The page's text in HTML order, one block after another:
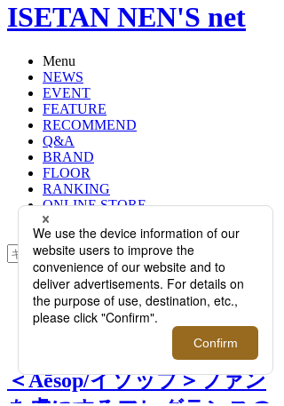
ISETAN NEN'S net
Menu
NEWS
EVENT
FEATURE
RECOMMEND
Q&A
BRAND
FLOOR
RANKING
ONLINE STORE
SERVICE
検索
TOP
PHOTO
＜Aēsop/イソップ＞ファンを虜にす
るフレグランスの定番・名作10選！
＜Aēsop/イソップ＞ファン